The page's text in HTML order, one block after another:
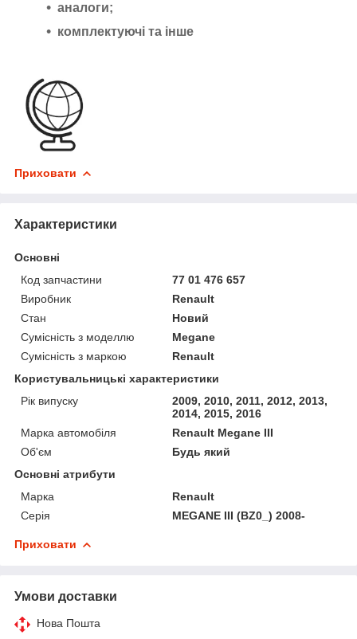
аналоги;
комплектуючі та інше
Приховати
Характеристики
Основні
Код запчастини
77 01 476 657
Виробник
Renault
Стан
Новий
Сумісність з моделлю
Megane
Сумісність з маркою
Renault
Користувальницькі характеристики
Рік випуску
2009, 2010, 2011, 2012, 2013,
2014, 2015, 2016
Марка автомобіля
Renault Megane III
Об'єм
Будь який
Основні атрибути
Марка
Renault
Серія
MEGANE III (BZ0_) 2008-
Приховати
Умови доставки
Нова Пошта